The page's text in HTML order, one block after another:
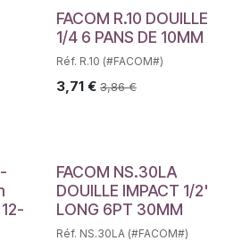
FACOM R.10 DOUILLE
1/4 6 PANS DE 10MM
Réf. R.10 (#FACOM#)
3,71€ 3,86€
FACOM NS.30LA
DOUILLE IMPACT 1/2'
LONG 6PT 30MM
Réf. NS.30LA (#FACOM#)